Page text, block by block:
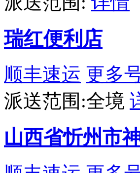
瑞红便利店
顺丰速运 更多
派送范围:全境
山西省忻州市